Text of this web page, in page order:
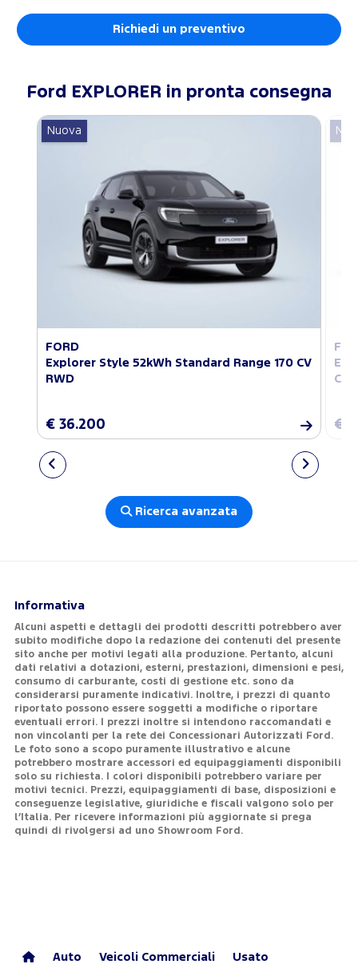
Richiedi un preventivo
Ford EXPLORER in pronta consegna
Nuova
FORD
Explorer Style 52kWh Standard Range 170 CV
RWD
€ 36.200
CV
€
Ricerca avanzata
Informativa
Alcuni aspetti e dettagli dei prodotti descritti potrebbero aver
subito modifiche dopo la redazione dei contenuti del presente
sito anche per motivi legati alla produzione. Pertanto, alcuni
dati relativi a dotazioni, esterni, prestazioni, dimensioni e pesi,
consumo di carburante, costi di gestione etc. sono da
considerarsi puramente indicativi. Inoltre, i prezzi di quanto
riportato possono essere soggetti a modifiche o riportare
eventuali errori. I prezzi inoltre si intendono raccomandati e
non vincolanti per la rete dei Concessionari Autorizzati Ford.
Le foto sono a scopo puramente illustrativo e alcune
potrebbero mostrare accessori ed equipaggiamenti disponibili
solo su richiesta. I colori disponibili potrebbero variare per
motivi tecnici. Prezzi, equipaggiamenti di base, disposizioni e
conseguenze legislative, giuridiche e fiscali valgono solo per
l’Italia. Per ricevere informazioni più aggiornate si prega
quindi di rivolgersi ad uno Showroom Ford.
Auto Veicoli Commerciali Usato